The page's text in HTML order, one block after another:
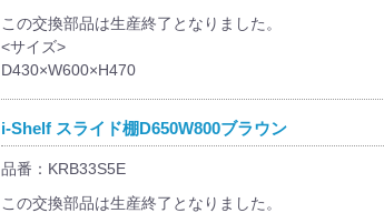
この交換部品は生産終了となりました。
<サイズ>
D430×W600×H470
i-Shelf スライド棚D650W800ブラウン
品番：KRB33S5E
この交換部品は生産終了となりました。